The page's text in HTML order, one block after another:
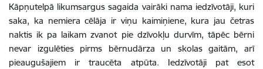
Kāpņutelpā likumsargus sagaida vairāki nama iedzīvotāji, kuri
saka, ka nemiera cēlāja ir viņu kaimiņiene, kura jau četras
naktis ik pa laikam zvanot pie dzīvokļu durvīm, tāpēc bērni
nevar izgulēties pirms bērnudārza un skolas gaitām, arī
pieaugušajiem ir traucēta atpūta. Iedzīvotāji pat esot